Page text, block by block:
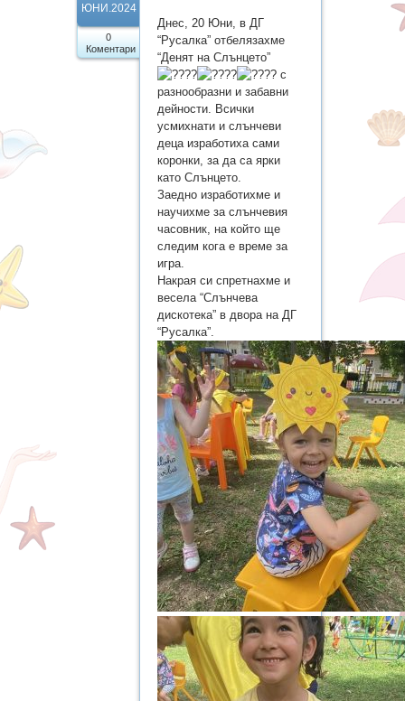
ЮНИ.2024
0
Коментари
Днес, 20 Юни, в ДГ
“Русалка” отбелязахме
“Денят на Слънцето”
с
разнообразни и забавни
дейности. Всички
усмихнати и слънчеви
деца изработиха сами
коронки, за да са ярки
като Слънцето.
Заедно изработихме и
научихме за слънчевия
часовник, на който ще
следим кога е време за
игра.
Накрая си спретнахме и
весела “Слънчева
дискотека” в двора на ДГ
“Русалка”.